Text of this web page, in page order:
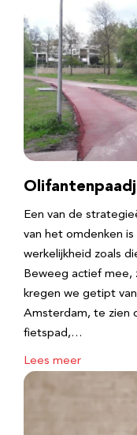
Een van de
van het omdenken
werkelijkheid zoals
Beweeg actief mee,
kregen we getipt
Amsterdam, te zien
fietspad,…
Lees meer